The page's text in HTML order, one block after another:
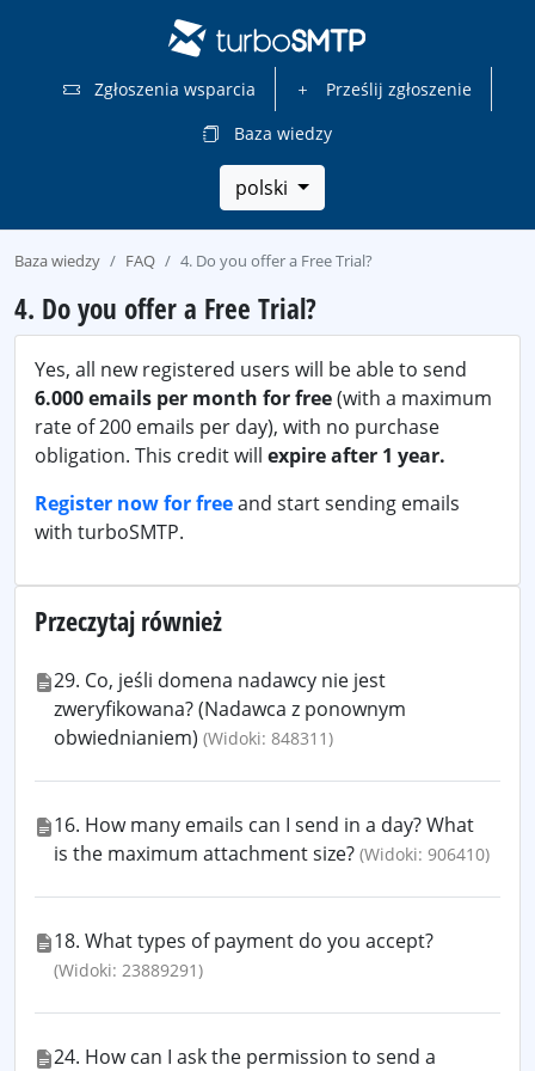
Zgłoszenia wsparcia
Prześlij zgłoszenie
Baza wiedzy
polski
Baza wiedzy FAQ 4. Do you offer a Free Trial?
4. Do you offer a Free Trial?
Yes, all new registered users will be able to send
6.000 emails per month for free(with a maximum
rate of 200 emails per day), with no purchase
obligation. This credit will expire after 1 year.
Register now for freeand start sending emails
with turboSMTP.
Przeczytaj również
29. Co, jeśli domena nadawcy nie jest
zweryfikowana? (Nadawca z ponownym
obwiednianiem) (Widoki: 848311)
16. How many emails can I send in a day? What
is the maximum attachment size? (Widoki: 906410)
18. What types of payment do you accept?
(Widoki: 23889291)
24. How can I ask the permission to send a